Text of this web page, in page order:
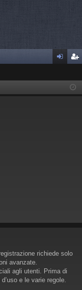
riv
richiede solo
avanzate.
agli utenti. Prima di
e le varie regole.